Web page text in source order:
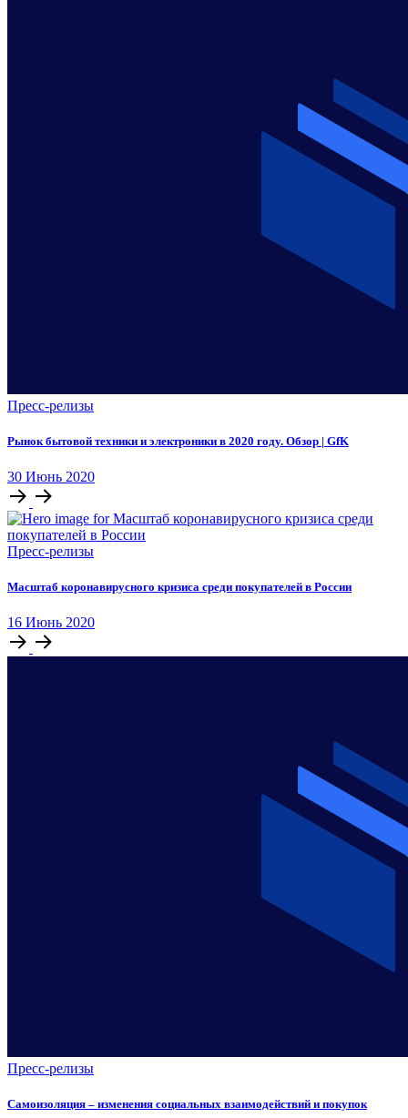
Пресс-релизы
Рынок бытовой техники и электроники в 2020 году. Обзор | GfK
30 Июнь 2020
Пресс-релизы
Масштаб коронавирусного кризиса среди покупателей в России
16 Июнь 2020
Пресс-релизы
Самоизоляция – изменения социальных взаимодействий и покупок